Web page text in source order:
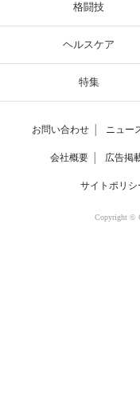
格闘技
ヘルスケア
特集
お問い合わせ ニュー
会社概要 広告掲
サイトポリシ
Copyright ©